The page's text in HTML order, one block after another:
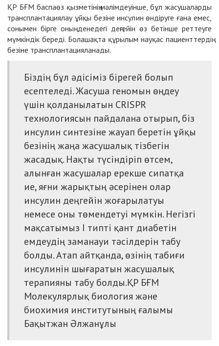
ҚР БҒМ баспаөз қызметінің мәлімдеуінше, бұл жасушаларды
трансплантациялау ұйқы безіне инсулин өндіруге ғана емес,
сонымен бірге оның денедегі деңгейін өз бетінше реттеуге
мүмкіндік береді. Болашақта құрылым науқас пациенттердің
безіне трансплантацияланады.
Біздің бұл әдісіміз бірегей болып
есептеледі. Жасуша геномын өңдеу
үшін қолданылатын CRISPR
технологиясын пайдалана отырып, біз
инсулин синтезіне жауап беретін ұйқы
безінің жаңа жасушалық тізбегін
жасадық. Нақты түсіндіріп өтсем,
алынған жасушалар ерекше сипатқа
ие, яғни жарықтың әсерінен олар
инсулин деңгейін жоғарылатуы
немесе оны төмендетуі мүмкін. Негізгі
мақсатымыз І типті қант диабетін
емдеудің заманауи тәсілдерін табу
болды. Атап айтқанда, өзінің табиғи
инсулинін шығаратын жасушалық
терапияны табу болды.ҚР БҒМ
Молекулярлық биология және
биохимия институтының ғалымы
Бақытжан Әлжанұлы